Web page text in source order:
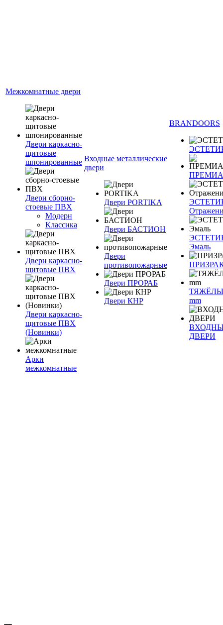
Межкомнатные двери
Двери каркасно-
щитовые
шпонированные
Двери сборно-
стоевые ПВХ
Модерн
Классика
Двери каркасно-
щитовые ПВХ
Двери каркасно-
щитовые ПВХ
(Новинки)
Арки
межкомнатные
Входные металлические
двери
Двери PORTIKA
Двери БАСТИОН
Двери
противопожарные
Двери ПРОРАБ
Двери КНР
BRANDOORS
Эмаль
mm
ДВЕРИ